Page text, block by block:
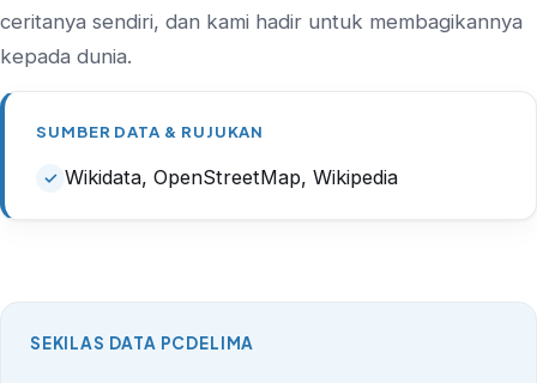
ceritanya sendiri, dan kami hadir untuk membagikannya
kepada dunia.
SUMBER DATA & RUJUKAN
Wikidata, OpenStreetMap, Wikipedia
SEKILAS DATA PCDELIMA